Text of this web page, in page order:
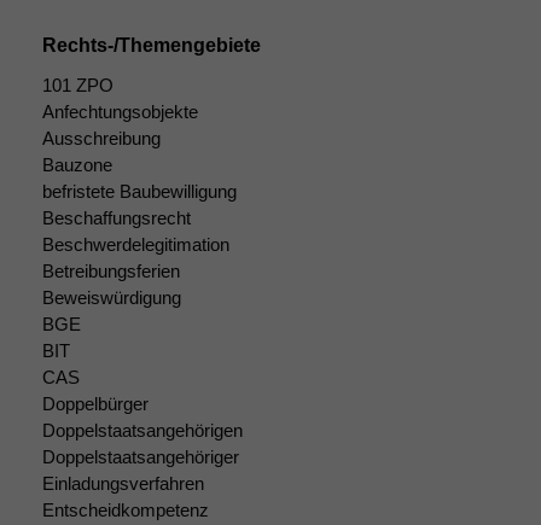
Rechts-/Themengebiete
101 ZPO
Anfechtungsobjekte
Ausschreibung
Bauzone
befristete Baubewilligung
Beschaffungsrecht
Beschwerdelegitimation
Betreibungsferien
Beweiswürdigung
BGE
BIT
CAS
Doppelbürger
Doppelstaatsangehörigen
Doppelstaatsangehöriger
Einladungsverfahren
Entscheidkompetenz